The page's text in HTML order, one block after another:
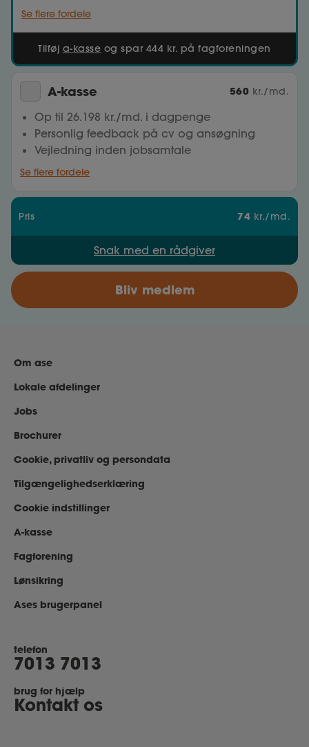
Se flere fordele
Tilføj a-kasse og spar 444 kr. på fagforeningen
A-kasse 560 kr./md.
Op til 26.198 kr./md. i dagpenge
Personlig feedback på cv og ansøgning
Vejledning inden jobsamtale
Se flere fordele
Pris 74 kr./md.
Snak med en rådgiver
Bliv medlem
Om ase
Lokale afdelinger
Jobs
Brochurer
Cookie, privatliv og persondata
Tilgængelighedserklæring
Cookie indstillinger
A-kasse
Fagforening
Lønsikring
Ases brugerpanel
telefon
7013 7013
brug for hjælp
Kontakt os